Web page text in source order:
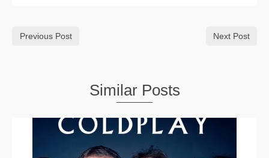
Previous Post Next Post
Similar Posts